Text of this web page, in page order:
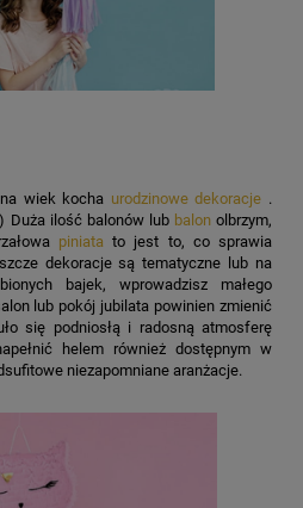
wiek kocha urodzinowe dekoracje .
Duża ilość balonów lub balonolbrzym,
piniata to jest to, co sprawia
dekoracje są tematyczne lub na
bajek, wprowadzisz małego
lub pokój jubilata powinien zmienić
się podniosłą i radosną atmosferę
helem również dostępnym w
niezapomniane aranżacje.